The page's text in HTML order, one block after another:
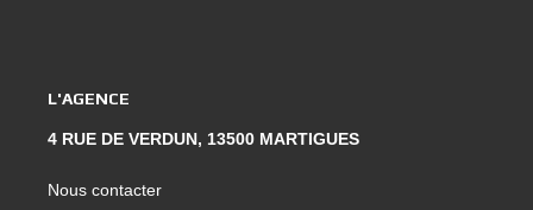
L'AGENCE
4 RUE DE VERDUN, 13500 MARTIGUES
Nous contacter